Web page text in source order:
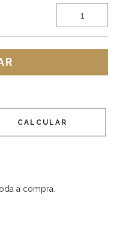
CALCULAR
a compra.